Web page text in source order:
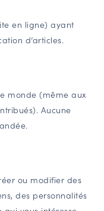
»
Région Grand Est
en ligne) ayant
d’articles.
monde (même aux
Aucune
ou modifier des
des personnalités